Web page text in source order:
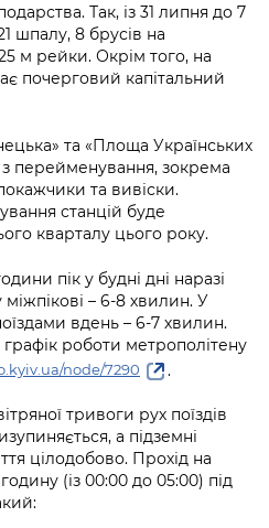
організації
адміністрація
Захисниць
Цифровий
стану
стану
Так, із 31 липня до 7
шпалу, 8 брусів на
м рейки. Окрім того, на
почерговий капітальний
та «Площа Українських
перейменування, зокрема
та вивіски.
станцій буде
кварталу цього року.
пік у будні дні наразі
– 6-8 хвилин. У
вдень – 6-7 хвилин.
роботи метрополітену
node/7290 .
тривоги рух поїздів
а підземні
цілодобово. Прохід на
(із 00:00 до 05:00) під